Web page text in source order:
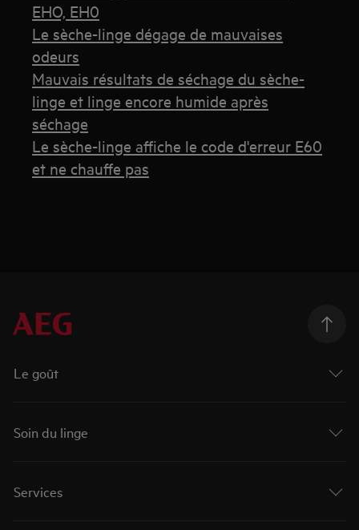
EHO, EH0
Le sèche-linge dégage de mauvaises
odeurs
Mauvais résultats de séchage du sèche-
linge et linge encore humide après
séchage
Le sèche-linge affiche le code d'erreur E60
et ne chauffe pas
Le goût
Soin du linge
Services